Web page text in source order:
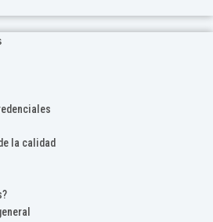
la calidad